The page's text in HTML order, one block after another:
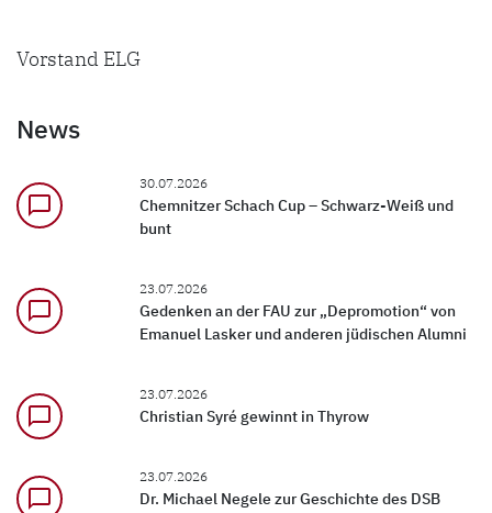
Vorstand ELG
News
chat_bubble_outline
30.07.2026
Chemnitzer Schach Cup – Schwarz-Weiß und
bunt
chat_bubble_outline
23.07.2026
Gedenken an der FAU zur „Depromotion“ von
Emanuel Lasker und anderen jüdischen Alumni
chat_bubble_outline
23.07.2026
Christian Syré gewinnt in Thyrow
chat_bubble_outline
23.07.2026
Dr. Michael Negele zur Geschichte des DSB